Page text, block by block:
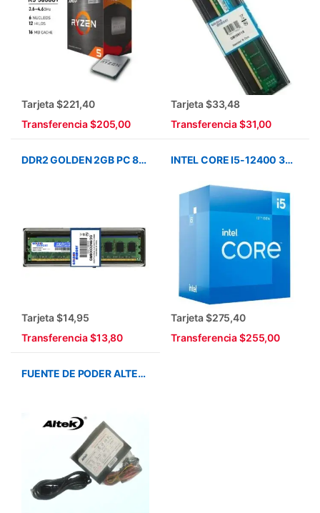
Tarjeta $221,40
Transferencia $205,00
Tarjeta $33,48
Transferencia $31,00
DDR2 GOLDEN 2GB PC 800
Tarjeta $14,95
Transferencia $13,80
INTEL CORE I5-12400 3GHZ LGA1700 25MB
Tarjeta $275,40
Transferencia $255,00
FUENTE DE PODER ALTEK ITX-900 900W MINI SLIM NEGRA